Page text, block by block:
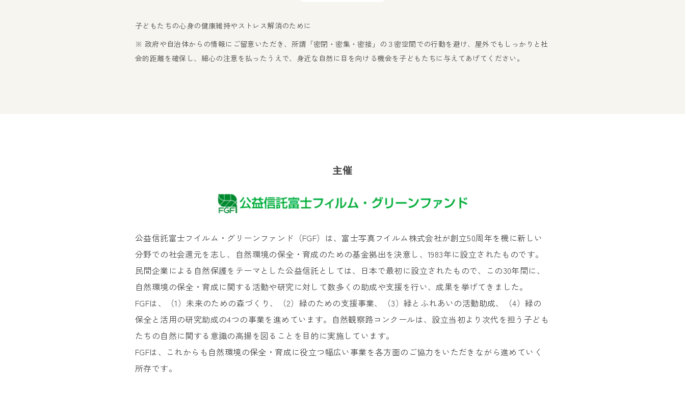
子どもたちの心身の健康維持やストレス解消のために
※ 政府や自治体からの情報にご留意いただき、所謂「密閉・密集・密接」の３密空間での行動を避け、屋外でもしっかりと社
会的距離を確保し、細心の注意を払ったうえで、身近な自然に目を向ける機会を子どもたちに与えてあげてください。
主催
公益信託富士フイルム・グリーンファンド（FGF）は、富士写真フイルム株式会社が創立50周年を機に新しい
分野での社会還元を志し、自然環境の保全・育成のための基金拠出を決意し、1983年に設立されたものです。
民間企業による自然保護をテーマとした公益信託としては、日本で最初に設立されたもので、この30年間に、
自然環境の保全・育成に関する活動や研究に対して数多くの助成や支援を行い、成果を挙げてきました。
FGFは、（1）未来のための森づくり、（2）緑のための支援事業、（3）緑とふれあいの活動助成、（4）緑の
保全と活用の研究助成の4つの事業を進めています。自然観察路コンクールは、設立当初より次代を担う子ども
たちの自然に関する意識の高揚を図ることを目的に実施しています。
FGFは、これからも自然環境の保全・育成に役立つ幅広い事業を各方面のご協力をいただきながら進めていく
所存です。